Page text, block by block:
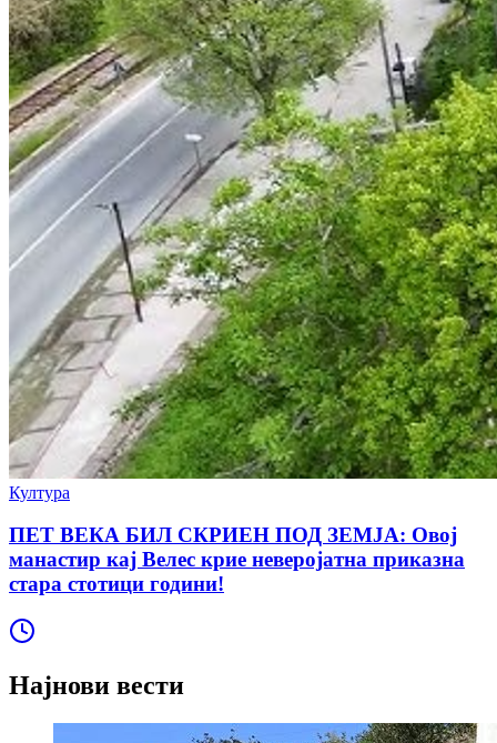
Култура
ПЕТ ВЕКА БИЛ СКРИЕН ПОД ЗЕМЈА: Овој
манастир кај Велес крие неверојатна приказна
стара стотици години!
Најнови вести